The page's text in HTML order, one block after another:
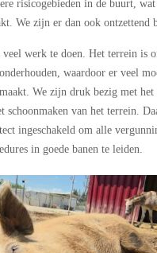
risicogebieden in de buurt, wat
We zijn er dan ook ontzettend
werk te doen. Het terrein is
waardoor er veel
We zijn druk bezig met het
schoonmaken van het terrein.
ingeschakeld om alle
in goede banen te leiden.